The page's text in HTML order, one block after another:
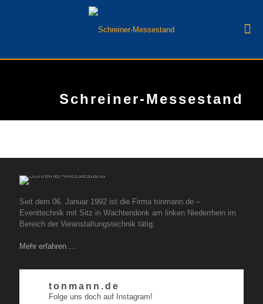
Schreiner-Messestand
Seit dem 06. Januar 1992 ist die Firma tonmann.de –
Eventtechnik mit Sitz in Wachtendonk am linken Niederrhein im
Bereich der Veranstaltungstechnik tätig.
Mehr erfahren ...
tonmann.de
Folge uns doch auf Instagram!